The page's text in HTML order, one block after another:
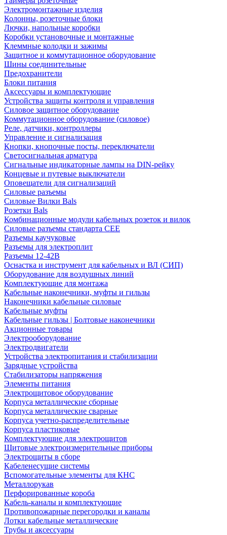
Электромонтажные изделия
Колонны, розеточные блоки
Лючки, напольные коробки
Коробки установочные и монтажные
Клеммные колодки и зажимы
Защитное и коммутационное оборудование
Шины соединительные
Предохранители
Блоки питания
Аксессуары и комплектующие
Устройства защиты контроля и управления
Силовое защитное оборудование
Коммутационное оборудование (силовое)
Реле, датчики, контроллеры
Управление и сигнализация
Кнопки, кнопочные посты, переключатели
Светосигнальная арматура
Сигнальные индикаторные лампы на DIN-рейку
Концевые и путевые выключатели
Оповещатели для сигнализаций
Силовые разъемы
Силовые Вилки Bals
Розетки Bals
Комбинационные модули кабельных розеток и вилок
Силовые разъемы стандарта CEE
Разъемы каучуковые
Разъемы для электроплит
Разъемы 12-42В
Оснастка и инструмент для кабельных и ВЛ (СИП)
Оборудование для воздушных линий
Комплектующие для монтажа
Кабельные наконечники, муфты и гильзы
Наконечники кабельные силовые
Кабельные муфты
Кабельные гильзы | Болтовые наконечники
Акционные товары
Электрооборудование
Электродвигатели
Устройства электропитания и стабилизации
Зарядные устройства
Стабилизаторы напряжения
Элементы питания
Электрощитовое оборудование
Корпуса металлические сборные
Корпуса металлические сварные
Корпуса учетно-распределительные
Корпуса пластиковые
Комплектующие для электрощитов
Щитовые электроизмерительные приборы
Электрощиты в сборе
Кабеленесущие системы
Вспомогательные элементы для КНС
Металлорукав
Перфорированные короба
Кабель-каналы и комплектующие
Противопожарные перегородки и каналы
Лотки кабельные металлические
Трубы и аксессуары